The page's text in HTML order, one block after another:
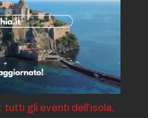
gli eventi dell’isola,